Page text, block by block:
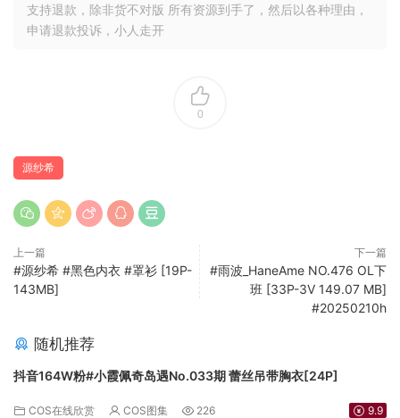
支持退款，除非货不对版 所有资源到手了，然后以各种理由，
申请退款投诉，小人走开
0
源纱希
上一篇
#源纱希 #黑色内衣 #罩衫 [19P-
143MB]
下一篇
#雨波_HaneAme NO.476 OL下
班 [33P-3V 149.07 MB]
#20250210h
随机推荐
抖音164W粉#小霞佩奇岛遇No.033期 蕾丝吊带胸衣[24P]
COS在线欣赏 COS图集 226 9.9